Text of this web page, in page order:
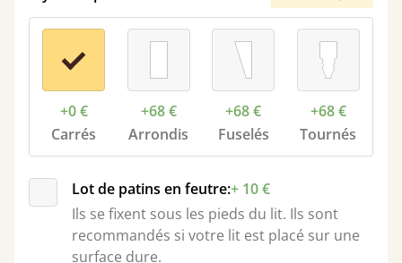
+0 €
Carrés
+68 €
Arrondis
+68 €
Fuselés
+68 €
Tournés
Lot de patins en feutre:+ 10 €
Ils se fixent sous les pieds du lit. Ils sont
recommandés si votre lit est placé sur une
surface dure.